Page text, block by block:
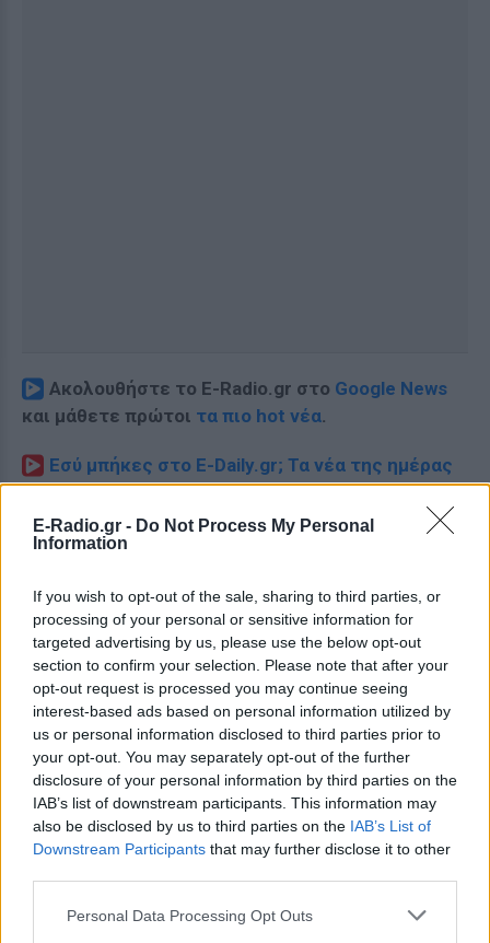
E-Radio.gr - Do Not Process My Personal
Information
If you wish to opt-out of the sale, sharing to third parties, or
processing of your personal or sensitive information for
targeted advertising by us, please use the below opt-out
section to confirm your selection. Please note that after your
opt-out request is processed you may continue seeing
interest-based ads based on personal information utilized by
us or personal information disclosed to third parties prior to
your opt-out. You may separately opt-out of the further
disclosure of your personal information by third parties on the
IAB’s list of downstream participants. This information may
also be disclosed by us to third parties on the IAB’s List of
Downstream Participants that may further disclose it to other
Personal Data Processing Opt Outs
Ακολουθήστε το E-Radio.gr στο Google News
και μάθετε πρώτοι τα πιο hot νέα.
Εσύ μπήκες στο E-Daily.gr; Τα νέα της ημέρας
και ότι σου κάνει κλικ!
Ακολουθήστε το E-Radio.gr και στο Instagram